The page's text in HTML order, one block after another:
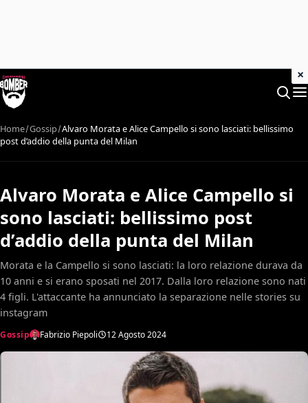
Home Gossip Alvaro Morata e Alice Campello si sono lasciati: bellissimo
post d’addio della punta del Milan
Alvaro Morata e Alice Campello si
sono lasciati: bellissimo post
d’addio della punta del Milan
Morata e la Campello si sono lasciati: la loro relazione durava da
10 anni e si erano sposati nel 2017. Dalla loro relazione sono nati
4 figli. L'attaccante ha annunciato la separazione nelle stories su
instagram
Gossip Fabrizio Piepoli 12 Agosto 2024
×